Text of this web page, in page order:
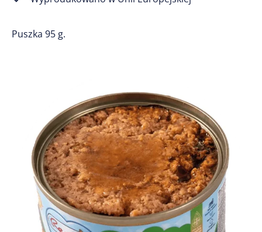
Puszka 95 g.